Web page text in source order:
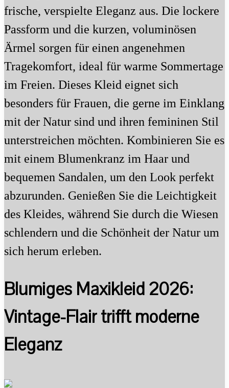
frische, verspielte Eleganz aus. Die lockere
Passform und die kurzen, voluminösen
Ärmel sorgen für einen angenehmen
Tragekomfort, ideal für warme Sommertage
im Freien. Dieses Kleid eignet sich
besonders für Frauen, die gerne im Einklang
mit der Natur sind und ihren femininen Stil
unterstreichen möchten. Kombinieren Sie es
mit einem Blumenkranz im Haar und
bequemen Sandalen, um den Look perfekt
abzurunden. Genießen Sie die Leichtigkeit
des Kleides, während Sie durch die Wiesen
schlendern und die Schönheit der Natur um
sich herum erleben.
Blumiges Maxikleid 2026:
Vintage-Flair trifft moderne
Eleganz